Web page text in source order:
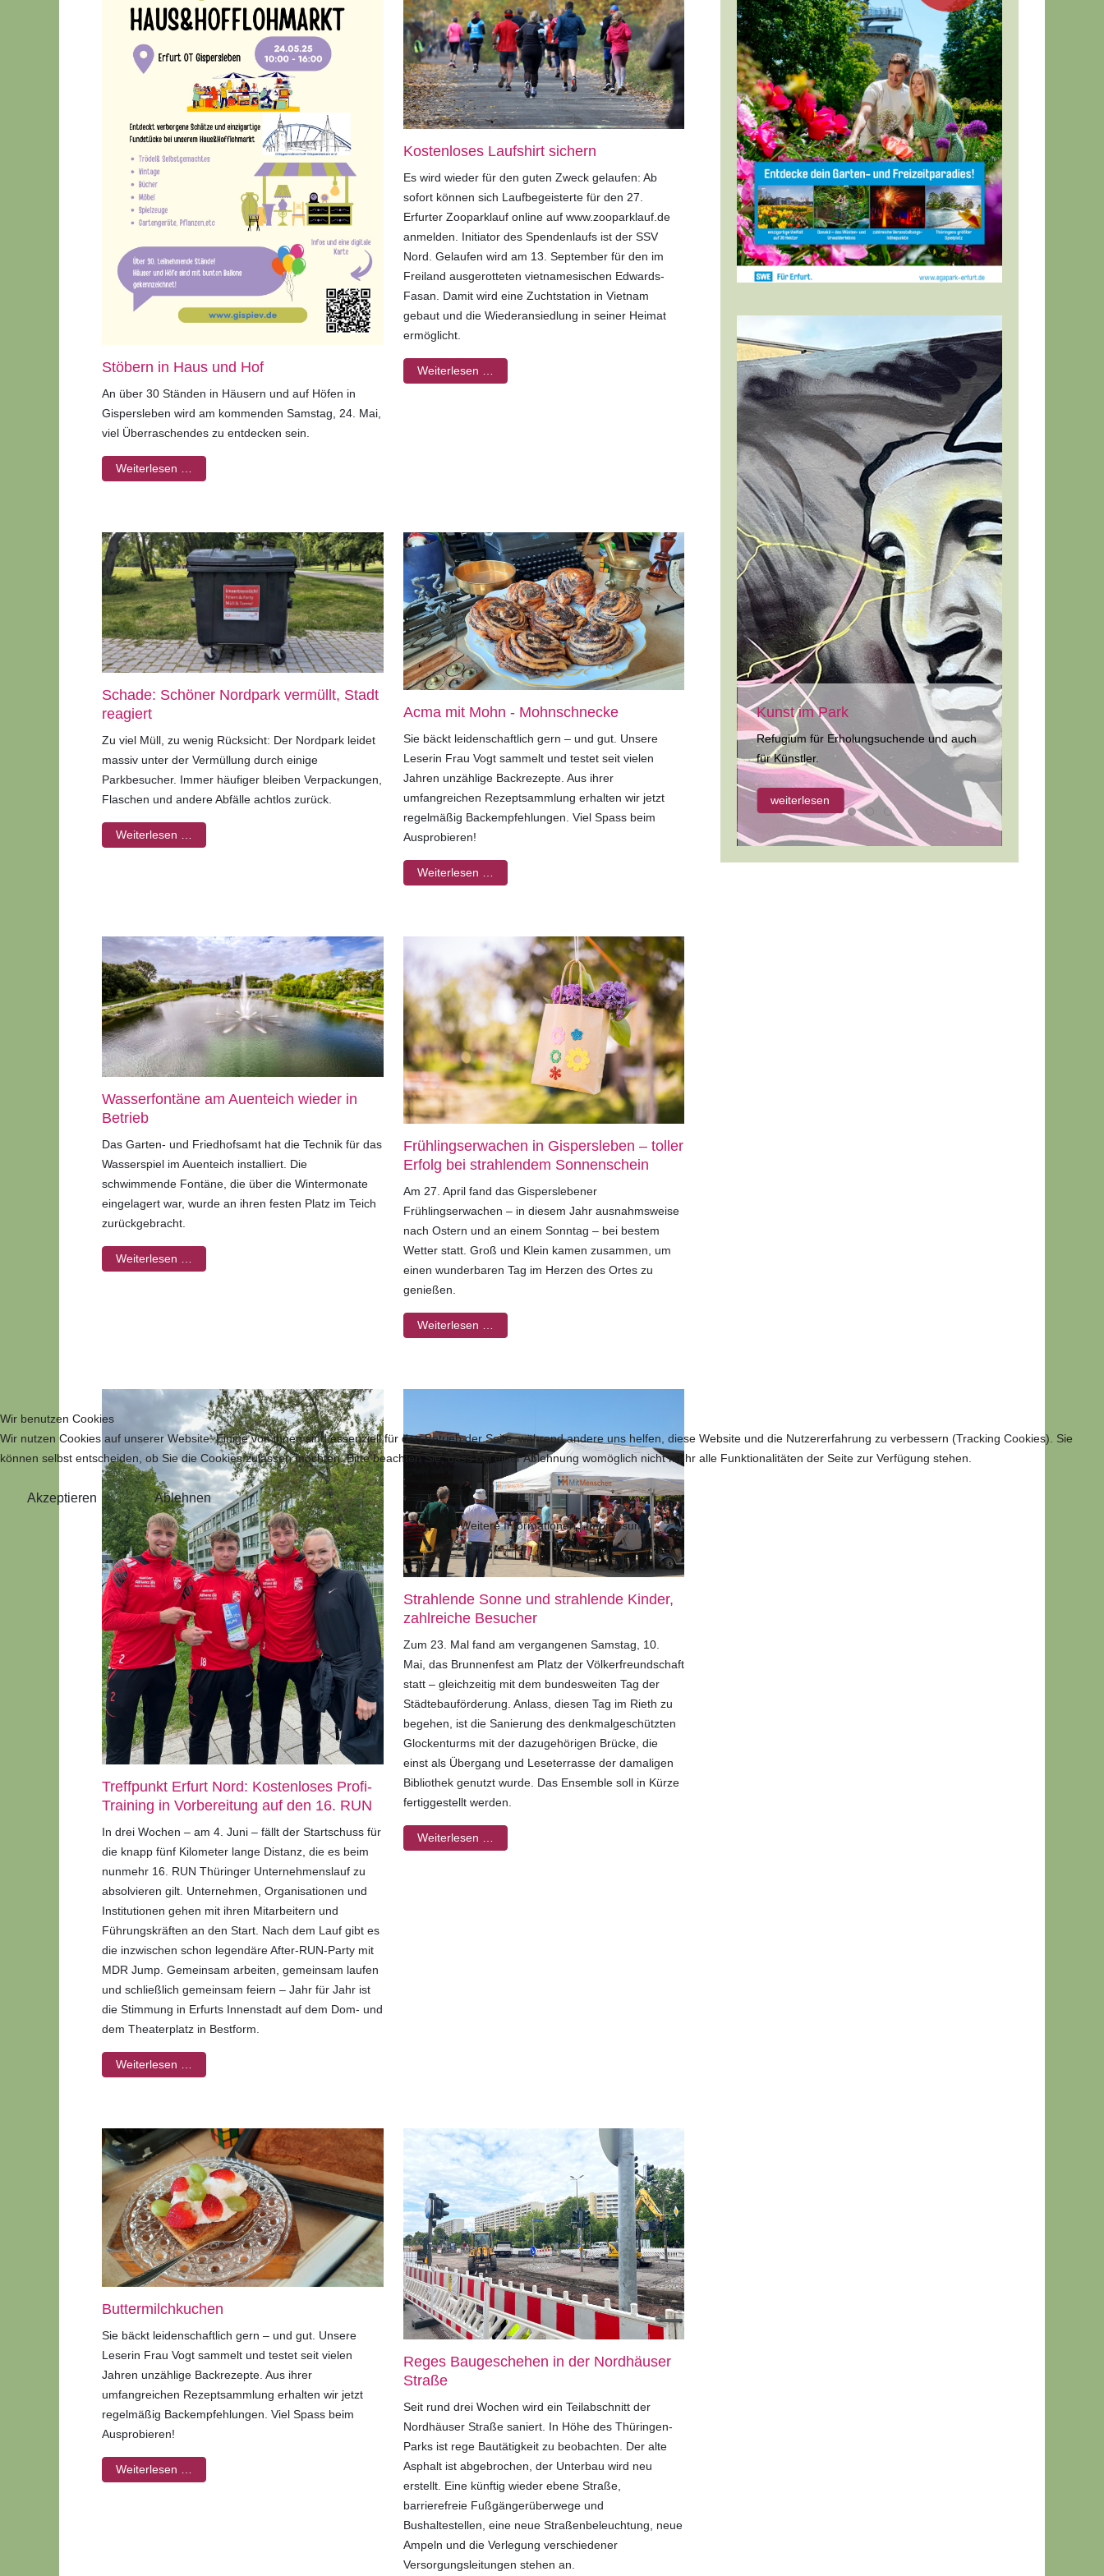
Stöbern in Haus und Hof
An über 30 Ständen in Häusern und auf Höfen in
Gispersleben wird am kommenden Samstag, 24. Mai,
viel Überraschendes zu entdecken sein.
Weiterlesen …
Kostenloses Laufshirt sichern
Es wird wieder für den guten Zweck gelaufen: Ab
sofort können sich Laufbegeisterte für den 27.
Erfurter Zooparklauf online auf www.zooparklauf.de
anmelden. Initiator des Spendenlaufs ist der SSV
Nord. Gelaufen wird am 13. September für den im
Freiland ausgerotteten vietnamesischen Edwards-
Fasan. Damit wird eine Zuchtstation in Vietnam
gebaut und die Wiederansiedlung in seiner Heimat
ermöglicht.
Weiterlesen …
Schade: Schöner Nordpark vermüllt, Stadt
reagiert
Zu viel Müll, zu wenig Rücksicht: Der Nordpark leidet
massiv unter der Vermüllung durch einige
Parkbesucher. Immer häufiger bleiben Verpackungen,
Flaschen und andere Abfälle achtlos zurück.
Weiterlesen …
Acma mit Mohn - Mohnschnecke
Sie bäckt leidenschaftlich gern – und gut. Unsere
Leserin Frau Vogt sammelt und testet seit vielen
Jahren unzählige Backrezepte. Aus ihrer
umfangreichen Rezeptsammlung erhalten wir jetzt
regelmäßig Backempfehlungen. Viel Spass beim
Ausprobieren!
Weiterlesen …
Wasserfontäne am Auenteich wieder in
Betrieb
Das Garten- und Friedhofsamt hat die Technik für das
Wasserspiel im Auenteich installiert. Die
schwimmende Fontäne, die über die Wintermonate
eingelagert war, wurde an ihren festen Platz im Teich
zurückgebracht.
Weiterlesen …
Frühlingserwachen in Gispersleben – toller
Erfolg bei strahlendem Sonnenschein
Am 27. April fand das Gisperslebener
Frühlingserwachen – in diesem Jahr ausnahmsweise
nach Ostern und an einem Sonntag – bei bestem
Wetter statt. Groß und Klein kamen zusammen, um
einen wunderbaren Tag im Herzen des Ortes zu
genießen.
Weiterlesen …
Treffpunkt Erfurt Nord: Kostenloses Profi-
Training in Vorbereitung auf den 16. RUN
In drei Wochen – am 4. Juni – fällt der Startschuss für
die knapp fünf Kilometer lange Distanz, die es beim
nunmehr 16. RUN Thüringer Unternehmenslauf zu
absolvieren gilt. Unternehmen, Organisationen und
Institutionen gehen mit ihren Mitarbeitern und
Führungskräften an den Start. Nach dem Lauf gibt es
die inzwischen schon legendäre After-RUN-Party mit
MDR Jump. Gemeinsam arbeiten, gemeinsam laufen
und schließlich gemeinsam feiern – Jahr für Jahr ist
die Stimmung in Erfurts Innenstadt auf dem Dom- und
dem Theaterplatz in Bestform.
Weiterlesen …
Strahlende Sonne und strahlende Kinder,
zahlreiche Besucher
Zum 23. Mal fand am vergangenen Samstag, 10.
Mai, das Brunnenfest am Platz der Völkerfreundschaft
statt – gleichzeitig mit dem bundesweiten Tag der
Städtebauförderung. Anlass, diesen Tag im Rieth zu
begehen, ist die Sanierung des denkmalgeschützten
Glockenturms mit der dazugehörigen Brücke, die
einst als Übergang und Leseterrasse der damaligen
Bibliothek genutzt wurde. Das Ensemble soll in Kürze
fertiggestellt werden.
Weiterlesen …
Buttermilchkuchen
Sie bäckt leidenschaftlich gern – und gut. Unsere
Leserin Frau Vogt sammelt und testet seit vielen
Jahren unzählige Backrezepte. Aus ihrer
umfangreichen Rezeptsammlung erhalten wir jetzt
regelmäßig Backempfehlungen. Viel Spass beim
Ausprobieren!
Weiterlesen …
Reges Baugeschehen in der Nordhäuser
Straße
Seit rund drei Wochen wird ein Teilabschnitt der
Nordhäuser Straße saniert. In Höhe des Thüringen-
Parks ist rege Bautätigkeit zu beobachten. Der alte
Asphalt ist abgebrochen, der Unterbau wird neu
erstellt. Eine künftig wieder ebene Straße,
barrierefreie Fußgängerüberwege und
Bushaltestellen, eine neue Straßenbeleuchtung, neue
Ampeln und die Verlegung verschiedener
Versorgungsleitungen stehen an.
Kunst im Park
Refugium für Erholungsuchende und auch
für Künstler.
weiterlesen
Wir benutzen Cookies
Wir nutzen Cookies auf unserer Website. Einige von ihnen sind essenziell für den Betrieb der Seite, während andere uns helfen, diese Website und die Nutzererfahrung zu verbessern (Tracking Cookies). Sie
können selbst entscheiden, ob Sie die Cookies zulassen möchten. Bitte beachten Sie, dass bei einer Ablehnung womöglich nicht mehr alle Funktionalitäten der Seite zur Verfügung stehen.
Akzeptieren Ablehnen
Weitere Informationen|Impressum